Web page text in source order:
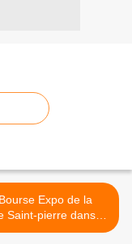
Expo de la
Saint-pierre dans le
82 >